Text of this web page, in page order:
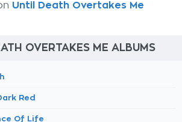
Until Death Overtakes Me
OVERTAKES ME ALBUMS
Red
Of Life